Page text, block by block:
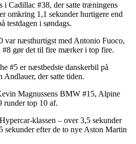
i Cadillac #38, der satte træningens
omkring 1,1 sekunder hurtigere end
testdagen i søndags.
var næsthurtigst med Antonio Fuoco,
#8 gør det til fire mærker i top fire.
#5 er næstbedste danskerbil på
Andlauer, der satte tiden.
Magnussens BMW #15, Alpine
runder top 10 af.
klassen – over 3,5 sekunder
sekunder efter de to nye Aston Martin